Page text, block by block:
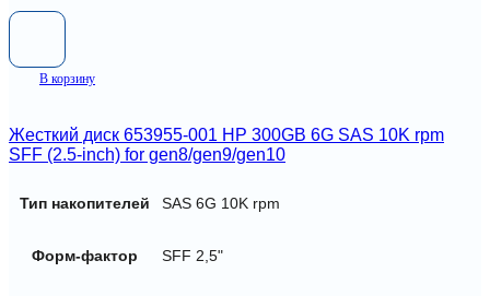
В корзину
Жесткий диск 653955-001 HP 300GB 6G SAS 10K rpm
SFF (2.5-inch) for gen8/gen9/gen10
Тип накопителей SAS 6G 10K rpm
Форм-фактор SFF 2,5"